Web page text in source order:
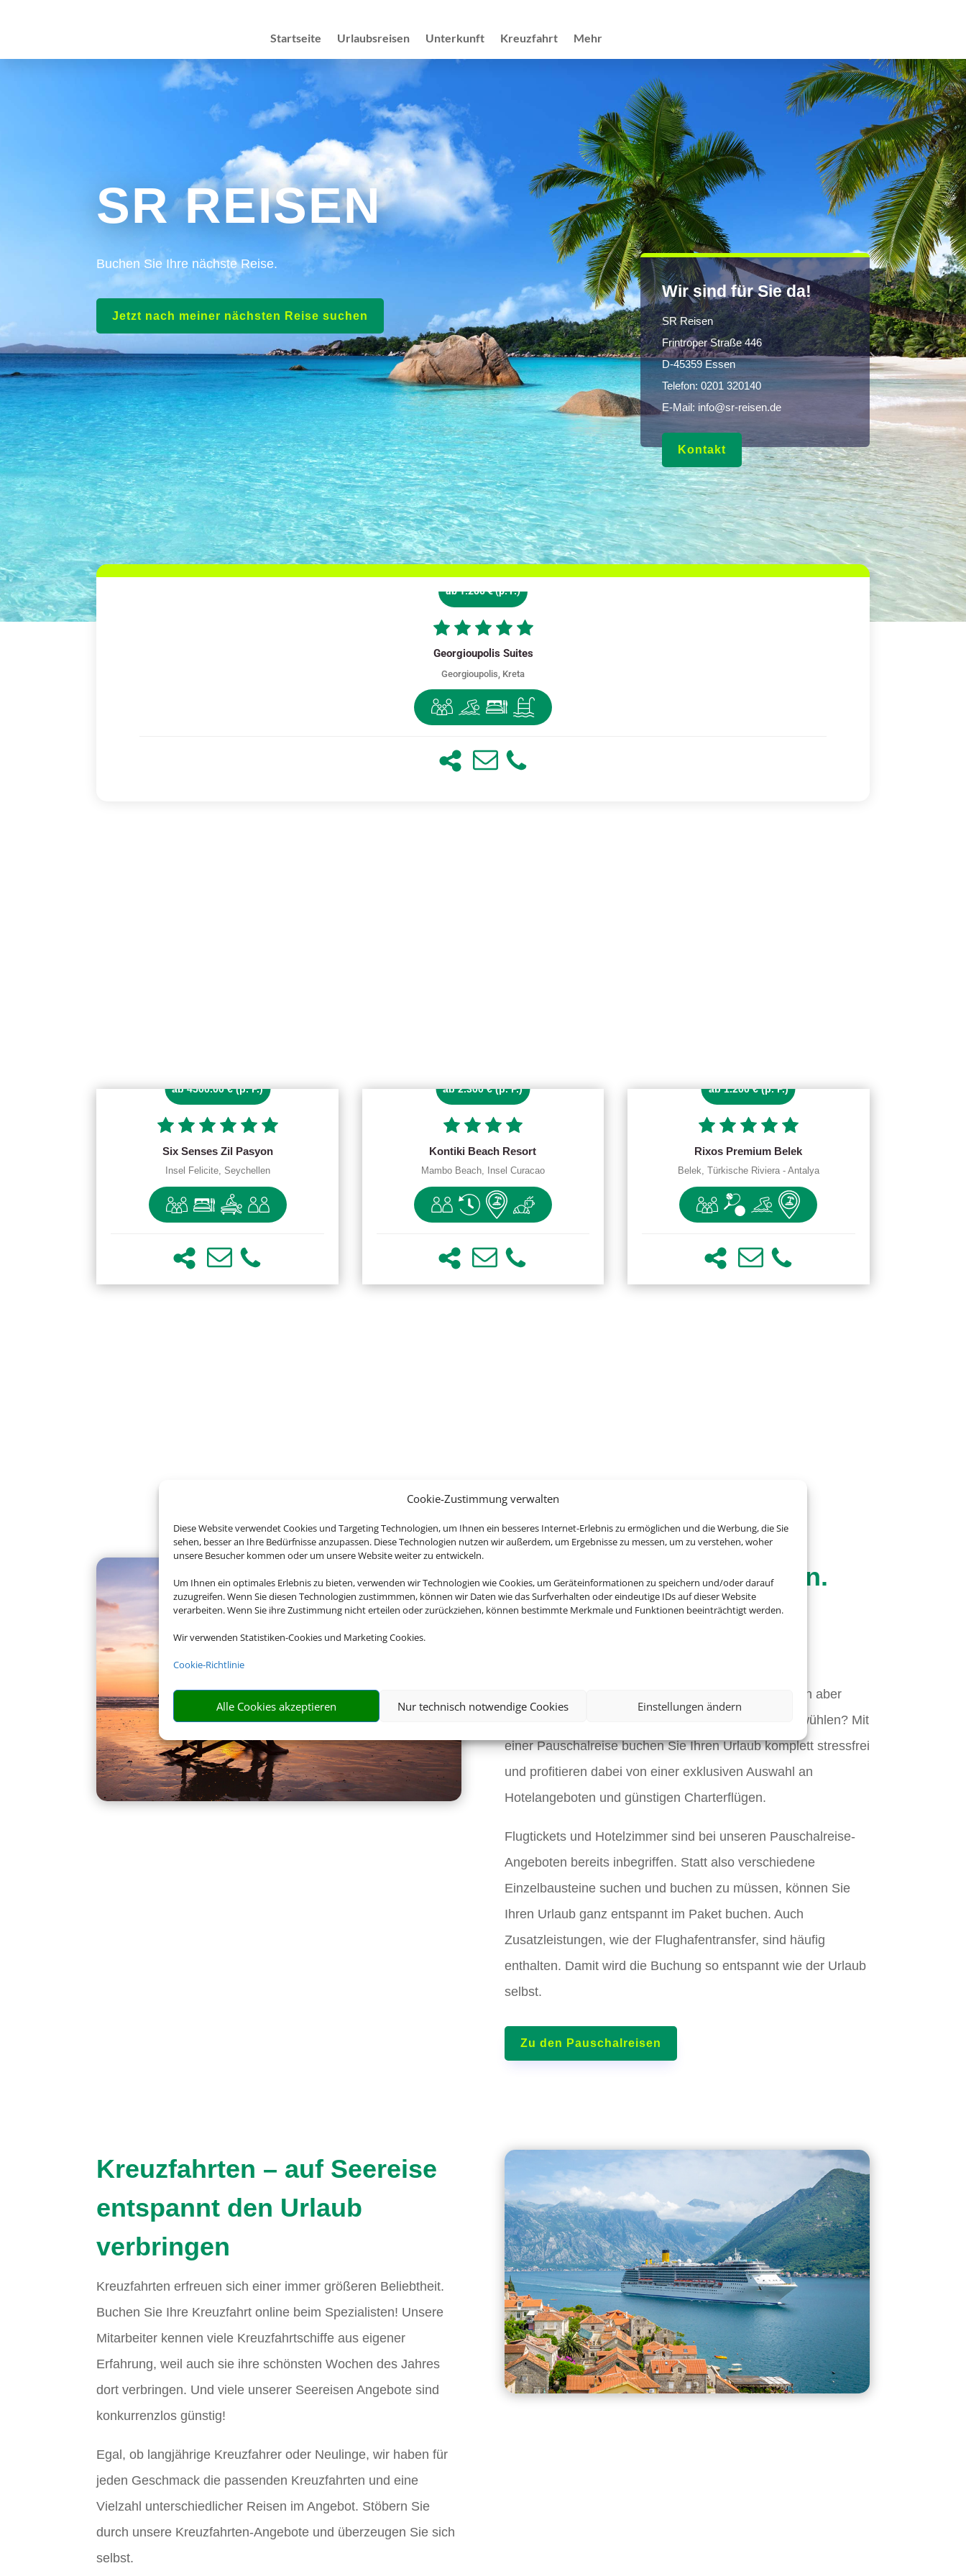
Cookie-Zustimmung verwalten
Diese Website verwendet Cookies und Targeting Technologien, um Ihnen ein besseres Internet-Erlebnis zu ermöglichen und die Werbung, die Sie
sehen, besser an Ihre Bedürfnisse anzupassen. Diese Technologien nutzen wir außerdem, um Ergebnisse zu messen, um zu verstehen, woher
unsere Besucher kommen oder um unsere Website weiter zu entwickeln.
Um Ihnen ein optimales Erlebnis zu bieten, verwenden wir Technologien wie Cookies, um Geräteinformationen zu speichern und/oder darauf
zuzugreifen. Wenn Sie diesen Technologien zustimmmen, können wir Daten wie das Surfverhalten oder eindeutige IDs auf dieser Website
verarbeiten. Wenn Sie ihre Zustimmung nicht erteilen oder zurückziehen, können bestimmte Merkmale und Funktionen beeinträchtigt werden.
Wir verwenden Statistiken-Cookies und Marketing Cookies.
Cookie-Richtlinie
Alle Cookies akzeptieren Nur technisch notwendige Cookies Einstellungen ändern
Startseite Urlaubsreisen Unterkunft Kreuzfahrt Mehr
SR REISEN
Buchen Sie Ihre nächste Reise.
Jetzt nach meiner nächsten Reise suchen
Wir sind für Sie da!
SR Reisen
Frintroper Straße 446
D-45359 Essen
Telefon: 0201 320140
E-Mail: info@sr-reisen.de
Kontakt
ab 1.200 € (p. P.)
Georgioupolis Suites
Georgioupolis, Kreta
ab 4500.00 € (p. P.)
Six Senses Zil Pasyon
Insel Felicite, Seychellen
ab 2.300 € (p. P.)
Kontiki Beach Resort
Mambo Beach, Insel Curacao
ab 1.200 € (p. P.)
Rixos Premium Belek
Belek, Türkische Riviera - Antalya
Eine Buchung – alles drin.
Buchen Sie jetzt eine
Sie freuen sich bereits auf Ihren Urlaub, möchten sich aber
nicht durch das Meer an Hotel- und Flugangeboten wühlen? Mit
einer Pauschalreise buchen Sie Ihren Urlaub komplett stressfrei
und profitieren dabei von einer exklusiven Auswahl an
Hotelangeboten und günstigen Charterflügen.
Flugtickets und Hotelzimmer sind bei unseren Pauschalreise-
Angeboten bereits inbegriffen. Statt also verschiedene
Einzelbausteine suchen und buchen zu müssen, können Sie
Ihren Urlaub ganz entspannt im Paket buchen. Auch
Zusatzleistungen, wie der Flughafentransfer, sind häufig
enthalten. Damit wird die Buchung so entspannt wie der Urlaub
selbst.
Zu den Pauschalreisen
Kreuzfahrten – auf Seereise
entspannt den Urlaub
verbringen
Kreuzfahrten erfreuen sich einer immer größeren Beliebtheit.
Buchen Sie Ihre Kreuzfahrt online beim Spezialisten! Unsere
Mitarbeiter kennen viele Kreuzfahrtschiffe aus eigener
Erfahrung, weil auch sie ihre schönsten Wochen des Jahres
dort verbringen. Und viele unserer Seereisen Angebote sind
konkurrenzlos günstig!
Egal, ob langjährige Kreuzfahrer oder Neulinge, wir haben für
jeden Geschmack die passenden Kreuzfahrten und eine
Vielzahl unterschiedlicher Reisen im Angebot. Stöbern Sie
durch unsere Kreuzfahrten-Angebote und überzeugen Sie sich
selbst.